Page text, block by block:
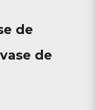
de
de